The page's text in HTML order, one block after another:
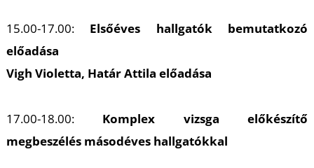
15.00-17.00: Elsőéves hallgatók bemutatkozó
előadása
Vigh Violetta, Határ Attila előadása
17.00-18.00: Komplex vizsga előkészítő
megbeszélés másodéves hallgatókkal